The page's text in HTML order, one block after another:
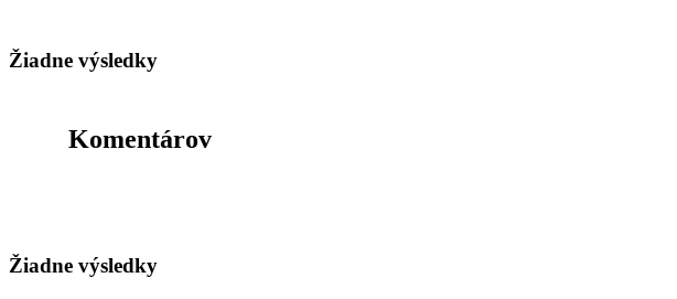
Žiadne výsledky
Komentárov
Žiadne výsledky